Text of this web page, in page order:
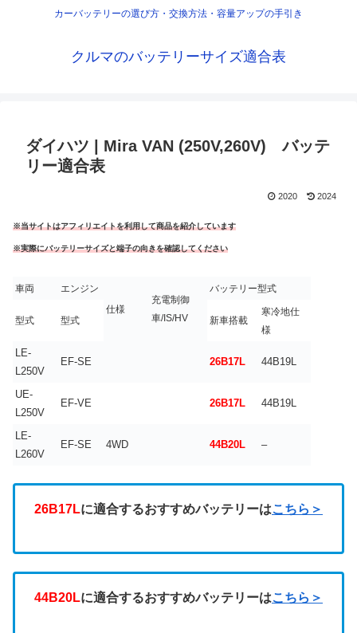
カーバッテリーの選び方・交換方法・容量アップの手引き
クルマのバッテリーサイズ適合表
ダイハツ | Mira VAN (250V,260V) バッテ
リー適合表
2020 2024
※当サイトはアフィリエイトを利用して商品を紹介しています
※実際にバッテリーサイズと端子の向きを確認してください
車両
エンジン
仕様
充電制御
車/IS/HV
バッテリー型式
型式 型式 新車搭載
寒冷地仕
様
LE-
L250V
EF-SE 26B17L 44B19L
UE-
L250V
EF-VE 26B17L 44B19L
LE-
L260V
EF-SE 4WD 44B20L –
26B17Lに適合するおすすめバッテリーはこちら＞
44B20Lに適合するおすすめバッテリーはこちら＞